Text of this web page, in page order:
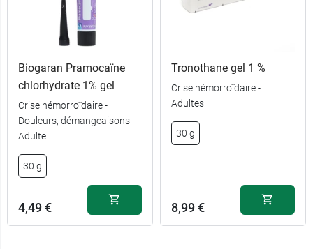
Biogaran Pramocaïne
chlorhydrate 1% gel
Crise hémorroïdaire -
Douleurs, démangeaisons -
Adulte
30 g
4,49 €
Tronothane gel 1 %
Crise hémorroïdaire -
Adultes
30 g
8,99 €